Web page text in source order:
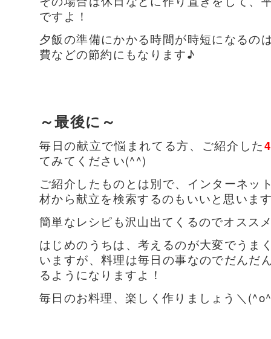
ですよ！
夕飯の準備にかかる時間が時短になるの
費などの節約にもなります♪
～最後に～
毎日の献立で悩まれてる方、ご紹介した
てみてください(^^)
ご紹介したものとは別で、インターネッ
材から献立を検索するのもいいと思いま
簡単なレシピも沢山出てくるのでオスス
はじめのうちは、考えるのが大変でうま
いますが、料理は毎日の事なのでだんだ
るようになりますよ！
毎日のお料理、楽しく作りましょう ＼